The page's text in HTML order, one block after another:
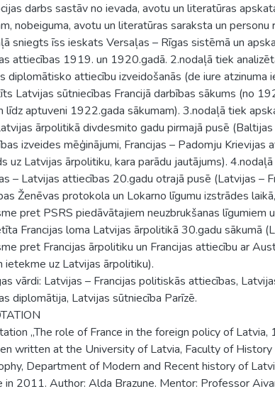
darbs sastāv no ievada, avotu un literatūras
nobeiguma, avotu un literatūras saraksta un personu
sniegts īss ieskats Versaļas – Rīgas sistēmā un
attiecības 1919. un 1920.gadā. 2.nodaļā tiek
diplomātisko attiecību izveidošanās (de iure atzinuma
Latvijas sūtniecības Francijā darbības sākums (no
līdz aptuveni 1922.gada sākumam). 3.nodaļā tiek
ārpolitikā divdesmito gadu pirmajā pusē
izveides mēģinājumi, Francijas – Padomju Krievijas
uz Latvijas ārpolitiku, kara parādu jautājums).
– Latvijas attiecības 20.gadu otrajā pusē (Latvijas –
Ženēvas protokola un Lokarno līgumu izstrādes
pret PSRS piedāvātajiem neuzbrukšanas līgumiem
Francijas loma Latvijas ārpolitikā 30.gadu sākumā
pret Francijas ārpolitiku un Francijas attiecību ar
ietekme uz Latvijas ārpolitiku).
vārdi: Latvijas – Francijas politiskās attiecības,
diplomātija, Latvijas sūtniecība Parīzē.
„The role of France in the foreign policy of
written at the University of Latvia, Faculty of History
Department of Modern and Recent history of
in 2011. Author: Alda Brazune. Mentor: Professor